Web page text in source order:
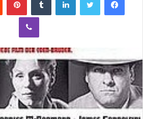
ل
د
ا
إ
ل
ك
ڤايبر